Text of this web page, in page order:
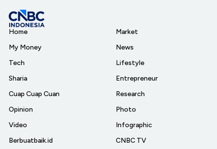
Home
My Money
Tech
Sharia
Cuap Cuap Cuan
Opinion
Video
Berbuatbaik.id
Market
News
Lifestyle
Entrepreneur
Research
Photo
Infographic
CNBC TV